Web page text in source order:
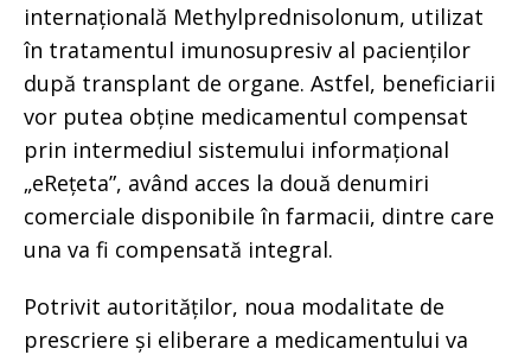
internațională Methylprednisolonum, utilizat
în tratamentul imunosupresiv al pacienților
după transplant de organe. Astfel, beneficiarii
vor putea obține medicamentul compensat
prin intermediul sistemului informațional
„eRețeta”, având acces la două denumiri
comerciale disponibile în farmacii, dintre care
una va fi compensată integral.
Potrivit autorităților, noua modalitate de
prescriere și eliberare a medicamentului va